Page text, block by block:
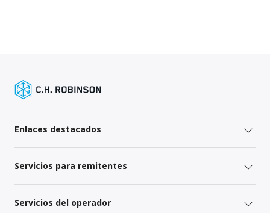
Enlaces destacados
Servicios para remitentes
Servicios del operador